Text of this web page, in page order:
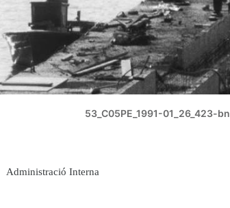
53_C05PE_1991-01_26_423-bn
Administració Interna